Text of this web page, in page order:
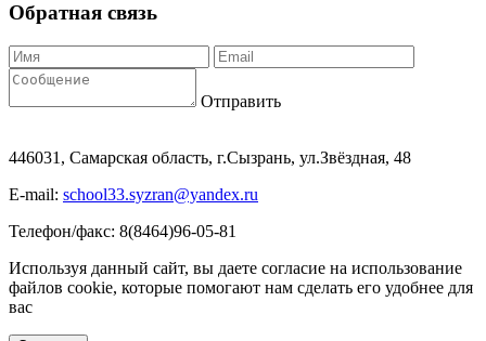
Обратная связь
Отправить
446031, Самарская область, г.Сызрань, ул.Звёздная, 48
E-mail: school33.syzran@yandex.ru
Телефон/факс: 8(8464)96-05-81
Используя данный сайт, вы даете согласие на использование
файлов cookie, которые помогают нам сделать его удобнее для
вас